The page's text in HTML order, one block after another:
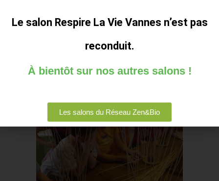
Le salon Respire La Vie Vannes n’est pas
reconduit.
À bientôt sur nos autres salons !
Les salons du Réseau Zen&Bio